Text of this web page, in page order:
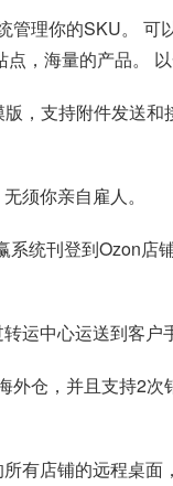
管理你的SKU。 可
，海量的产品。 以
，支持附件发送和
须你亲自雇人。
统刊登到Ozon店
运中心运送到客户
外仓，并且支持2次
有店铺的远程桌面